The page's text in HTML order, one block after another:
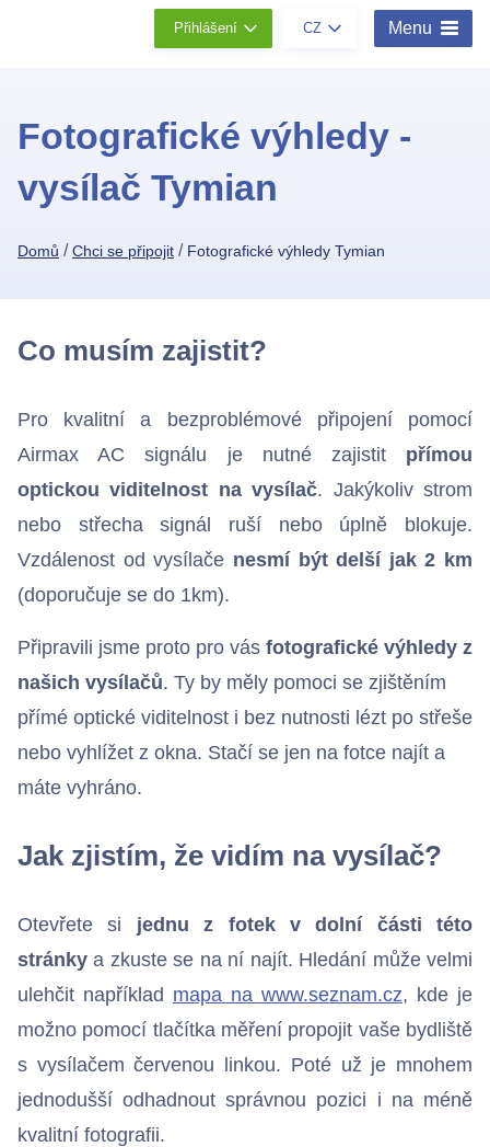
Přihlášení CZ Menu
Chci se připojit
Bezdrátové přístupové body
Kontakty
Fotografické výhledy -
vysílač Tymian
Domů /Chci se připojit / Fotografické výhledy Tymian
Co musím zajistit?
Pro kvalitní a bezproblémové připojení pomocí
Airmax AC signálu je nutné zajistit přímou
optickou viditelnost na vysílač. Jakýkoliv strom
nebo střecha signál ruší nebo úplně blokuje.
Vzdálenost od vysílače nesmí být delší jak 2 km
(doporučuje se do 1km).
Připravili jsme proto pro vás fotografické výhledy z
našich vysílačů. Ty by měly pomoci se zjištěním
přímé optické viditelnost i bez nutnosti lézt po střeše
nebo vyhlížet z okna. Stačí se jen na fotce najít a
máte vyhráno.
Jak zjistím, že vidím na vysílač?
Otevřete si jednu z fotek v dolní části této
stránky a zkuste se na ní najít. Hledání může velmi
ulehčit například mapa na www.seznam.cz, kde je
možno pomocí tlačítka měření propojit vaše bydliště
s vysílačem červenou linkou. Poté už je mnohem
jednodušší odhadnout správnou pozici i na méně
kvalitní fotografii.